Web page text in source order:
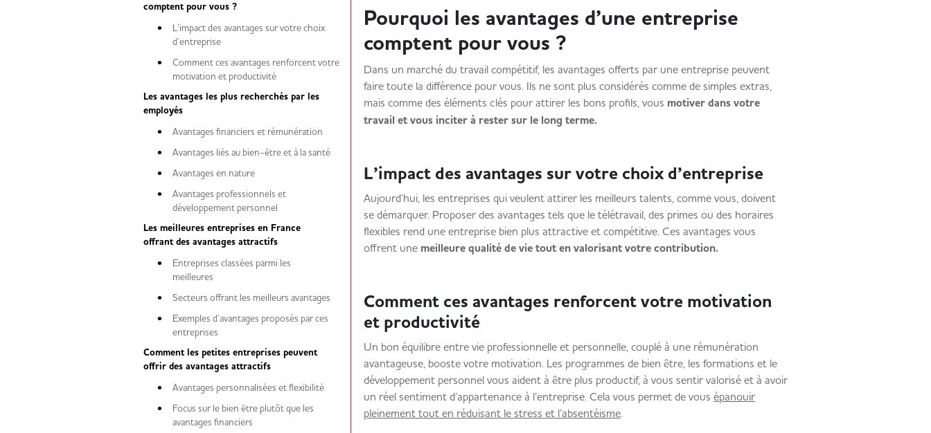
comptent pour vous ?
L’impact des avantages sur votre choix
d’entreprise
Comment ces avantages renforcent votre
motivation et productivité
Les avantages les plus recherchés par les
employés
Avantages financiers et rémunération
Avantages liés au bien-être et à la santé
Avantages en nature
Avantages professionnels et
développement personnel
Les meilleures entreprises en France
offrant des avantages attractifs
Entreprises classées parmi les
meilleures
Secteurs offrant les meilleurs avantages
Exemples d’avantages proposés par ces
entreprises
Comment les petites entreprises peuvent
offrir des avantages attractifs
Avantages personnalisées et flexibilité
Focus sur le bien être plutôt que les
avantages financiers
Pourquoi les avantages d’une entreprise
comptent pour vous ?
Dans un marché du travail compétitif, les avantages offerts par une entreprise peuvent
faire toute la différence pour vous. Ils ne sont plus considérés comme de simples extras,
mais comme des éléments clés pour attirer les bons profils, vous motiver dans votre
travail et vous inciter à rester sur le long terme.
L’impact des avantages sur votre choix d’entreprise
Aujourd’hui, les entreprises qui veulent attirer les meilleurs talents, comme vous, doivent
se démarquer. Proposer des avantages tels que le télétravail, des primes ou des horaires
flexibles rend une entreprise bien plus attractive et compétitive. Ces avantages vous
offrent unemeilleure qualité de vie tout en valorisant votre contribution.
Comment ces avantages renforcent votre motivation
et productivité
Un bon équilibre entre vie professionnelle et personnelle, couplé à une rémunération
avantageuse, booste votre motivation. Les programmes de bien être, les formations et le
développement personnel vous aident à être plus productif, à vous sentir valorisé et à avoir
un réel sentiment d’appartenance à l’entreprise. Cela vous permet de vous épanouir
pleinement tout en réduisant le stress et l’absentéisme.